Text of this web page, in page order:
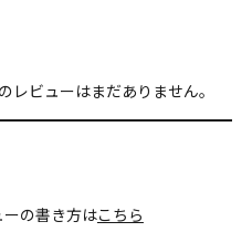
レビューはまだありません。
ーの書き方はこちら